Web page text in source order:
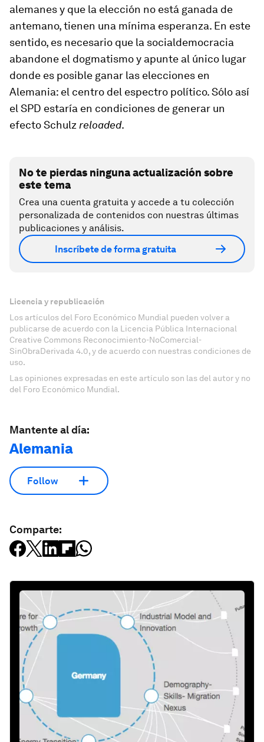
alemanes y que la elección no está ganada de
antemano, tienen una mínima esperanza. En este
sentido, es necesario que la socialdemocracia
abandone el dogmatismo y apunte al único lugar
donde es posible ganar las elecciones en
Alemania: el centro del espectro político. Sólo así
el SPD estaría en condiciones de generar un
efecto Schulzreloaded.
No te pierdas ninguna actualización sobre
este tema
Crea una cuenta gratuita y accede a tu colección
personalizada de contenidos con nuestras últimas
publicaciones y análisis.
Inscríbete de forma gratuita
Licencia y republicación
Los artículos del Foro Económico Mundial pueden volver a
publicarse de acuerdo con la Licencia Pública Internacional
Creative Commons Reconocimiento-NoComercial-
SinObraDerivada 4.0, y de acuerdo con nuestras condiciones de
uso.
Las opiniones expresadas en este artículo son las del autor y no
del Foro Económico Mundial.
Mantente al día:
Alemania
Follow
Comparte: